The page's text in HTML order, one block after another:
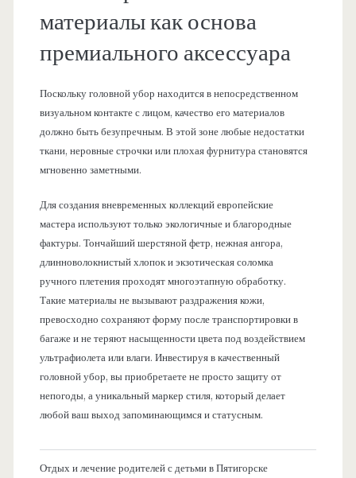
материалы как основа
премиального аксессуара
Поскольку головной убор находится в непосредственном
визуальном контакте с лицом, качество его материалов
должно быть безупречным. В этой зоне любые недостатки
ткани, неровные строчки или плохая фурнитура становятся
мгновенно заметными.
Для создания вневременных коллекций европейские
мастера используют только экологичные и благородные
фактуры. Тончайший шерстяной фетр, нежная ангора,
длинноволокнистый хлопок и экзотическая соломка
ручного плетения проходят многоэтапную обработку.
Такие материалы не вызывают раздражения кожи,
превосходно сохраняют форму после транспортировки в
багаже и не теряют насыщенности цвета под воздействием
ультрафиолета или влаги. Инвестируя в качественный
головной убор, вы приобретаете не просто защиту от
непогоды, а уникальный маркер стиля, который делает
любой ваш выход запоминающимся и статусным.
Отдых и лечение родителей с детьми в Пятигорске